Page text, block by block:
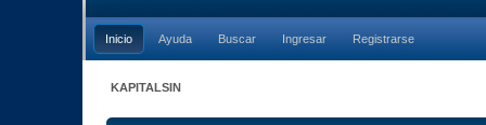
Inicio Ayuda Buscar Ingresar Registrarse
KAPITALSIN